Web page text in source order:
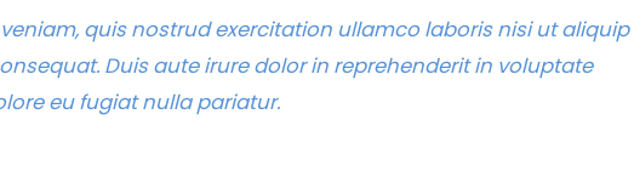
quis nostrud exercitation ullamco laboris nisi ut aliquip
Duis aute irure dolor in reprehenderit in voluptate
eu fugiat nulla pariatur.